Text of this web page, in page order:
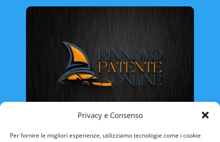
Privacy e Consenso
Per fornire le migliori esperienze, utilizziamo tecnologie come i cookie